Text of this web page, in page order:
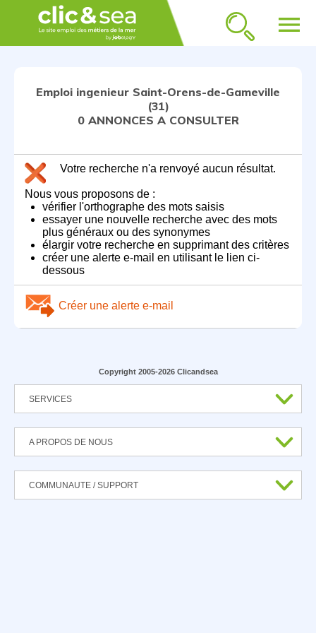
menu
Emploi ingenieur Saint-Orens-de-Gameville
(31)
0 ANNONCES A CONSULTER
Votre recherche n'a renvoyé aucun résultat.
Nous vous proposons de :
vérifier l'orthographe des mots saisis
essayer une nouvelle recherche avec des mots
plus généraux ou des synonymes
élargir votre recherche en supprimant des critères
créer une alerte e-mail en utilisant le lien ci-
dessous
Créer une alerte e-mail
Copyright 2005-2026 Clicandsea
SERVICES
A PROPOS DE NOUS
COMMUNAUTE / SUPPORT